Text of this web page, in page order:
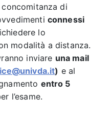
di
connessi
lo
modalità a distanza.
inviare una mail
) e al
entro 5
l’esame.